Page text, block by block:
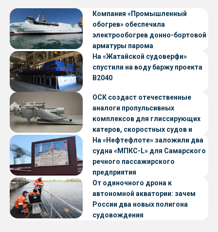
Компания «Промышленный
обогрев» обеспечила
электрообогрев донно-бортовой
арматуры парома
«Петропавловск» проекта CNF22
На «Жатайской судоверфи»
спустили на воду баржу проекта
В2040
ОСК создаст отечественные
аналоги пропульсивных
комплексов для глиссирующих
катеров, скоростных судов и
судов с малой осадкой
На «Нефтефлоте» заложили два
судна «МПКС-L» для Самарского
речного пассажирского
предприятия
От одиночного дрона к
автономной акватории: зачем
России два новых полигона
судовождения